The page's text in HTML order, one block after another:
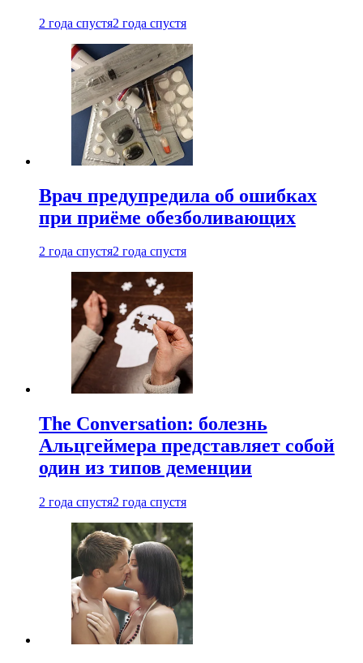
2 года спустя2 года спустя
Врач предупредила об ошибках
при приëме обезболивающих
2 года спустя2 года спустя
The Conversation: болезнь
Альцгеймера представляет собой
один из типов деменции
2 года спустя2 года спустя